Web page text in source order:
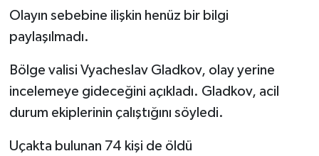
Olayın sebebine ilişkin henüz bir bilgi
paylaşılmadı.
Bölge valisi Vyacheslav Gladkov, olay yerine
incelemeye gideceğini açıkladı. Gladkov, acil
durum ekiplerinin çalıştığını söyledi.
Uçakta bulunan 74 kişi de öldü